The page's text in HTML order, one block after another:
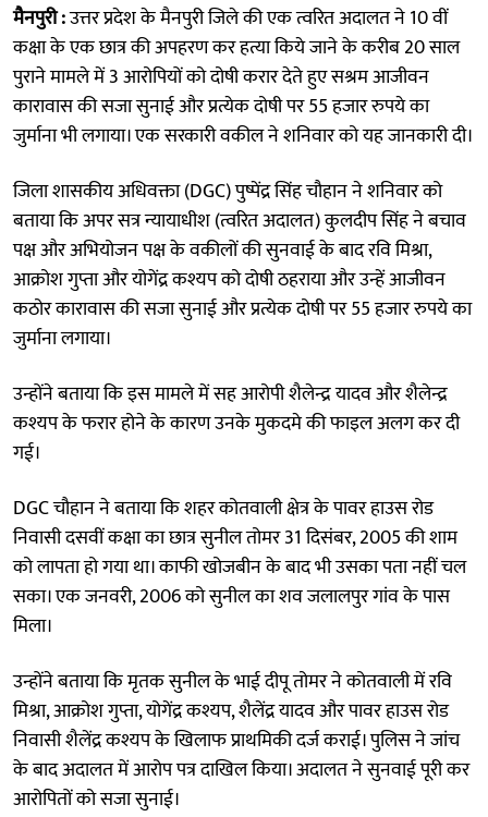
मैनपुरी :उत्तर प्रदेश के मैनपुरी जिले की एक त्वरित अदालत ने 10 वीं
कक्षा के एक छात्र की अपहरण कर हत्या किये जाने के करीब 20 साल
पुराने मामले में 3 आरोपियों को दोषी करार देते हुए सश्रम आजीवन
कारावास की सजा सुनाई और प्रत्येक दोषी पर 55 हजार रुपये का
जुर्माना भी लगाया। एक सरकारी वकील ने शनिवार को यह जानकारी दी।
जिला शासकीय अधिवक्ता (DGC) पुष्पेंद्र सिंह चौहान ने शनिवार को
बताया कि अपर सत्र न्यायाधीश (त्वरित अदालत) कुलदीप सिंह ने बचाव
पक्ष और अभियोजन पक्ष के वकीलों की सुनवाई के बाद रवि मिश्रा,
आक्रोश गुप्ता और योगेंद्र कश्यप को दोषी ठहराया और उन्हें आजीवन
कठोर कारावास की सजा सुनाई और प्रत्येक दोषी पर 55 हजार रुपये का
जुर्माना लगाया।
उन्होंने बताया कि इस मामले में सह आरोपी शैलेन्द्र यादव और शैलेन्द्र
कश्यप के फरार होने के कारण उनके मुकदमे की फाइल अलग कर दी
गई।
DGC चौहान ने बताया कि शहर कोतवाली क्षेत्र के पावर हाउस रोड
निवासी दसवीं कक्षा का छात्र सुनील तोमर 31 दिसंबर, 2005 की शाम
को लापता हो गया था। काफी खोजबीन के बाद भी उसका पता नहीं चल
सका। एक जनवरी, 2006 को सुनील का शव जलालपुर गांव के पास
मिला।
उन्होंने बताया कि मृतक सुनील के भाई दीपू तोमर ने कोतवाली में रवि
मिश्रा, आक्रोश गुप्ता, योगेंद्र कश्यप, शैलेंद्र यादव और पावर हाउस रोड
निवासी शैलेंद्र कश्यप के खिलाफ प्राथमिकी दर्ज कराई। पुलिस ने जांच
के बाद अदालत में आरोप पत्र दाखिल किया। अदालत ने सुनवाई पूरी कर
आरोपितों को सजा सुनाई।